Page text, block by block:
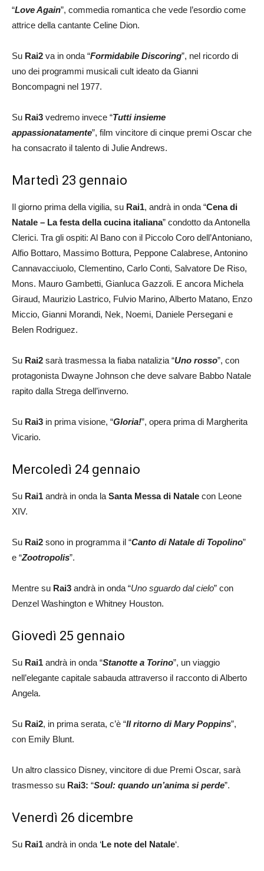
“Love Again”, commedia romantica che vede l’esordio come
attrice della cantante Celine Dion.
Su Rai2 va in onda “Formidabile Discoring”, nel ricordo di
uno dei programmi musicali cult ideato da Gianni
Boncompagni nel 1977.
Su Rai3 vedremo invece “Tutti insieme
appassionatamente”, film vincitore di cinque premi Oscar che
ha consacrato il talento di Julie Andrews.
Martedì 23 gennaio
Il giorno prima della vigilia, su Rai1, andrà in onda “Cena di
Natale – La festa della cucina italiana” condotto da Antonella
Clerici. Tra gli ospiti: Al Bano con il Piccolo Coro dell’Antoniano,
Alfio Bottaro, Massimo Bottura, Peppone Calabrese, Antonino
Cannavacciuolo, Clementino, Carlo Conti, Salvatore De Riso,
Mons. Mauro Gambetti, Gianluca Gazzoli. E ancora Michela
Giraud, Maurizio Lastrico, Fulvio Marino, Alberto Matano, Enzo
Miccio, Gianni Morandi, Nek, Noemi, Daniele Persegani e
Belen Rodriguez.
Su Rai2 sarà trasmessa la fiaba natalizia “Uno rosso”, con
protagonista Dwayne Johnson che deve salvare Babbo Natale
rapito dalla Strega dell’inverno.
Su Rai3 in prima visione, “Gloria!”, opera prima di Margherita
Vicario.
Mercoledì 24 gennaio
Su Rai1 andrà in onda la Santa Messa di Natale con Leone
XIV.
Su Rai2 sono in programma il “Canto di Natale di Topolino”
e “Zootropolis”.
Mentre su Rai3 andrà in onda “Uno sguardo dal cielo” con
Denzel Washington e Whitney Houston.
Giovedì 25 gennaio
Su Rai1 andrà in onda “Stanotte a Torino”, un viaggio
nell’elegante capitale sabauda attraverso il racconto di Alberto
Angela.
Su Rai2, in prima serata, c’è “Il ritorno di Mary Poppins”,
con Emily Blunt.
Un altro classico Disney, vincitore di due Premi Oscar, sarà
trasmesso su Rai3: “Soul: quando un’anima si perde”.
Venerdì 26 dicembre
Su Rai1 andrà in onda ‘Le note del Natale‘.